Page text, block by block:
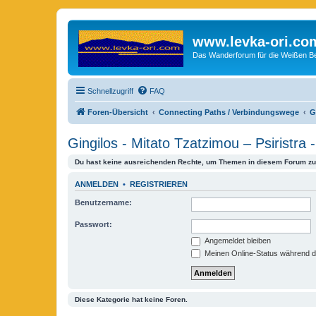
www.levka-
Das Wanderforum für die Weißen
Schnellzugriff FAQ
Foren-Übersicht Connecting Paths / Verbindungswege
Gingilos - Mitato Tzatzimou – Psiristra
Du hast keine ausreichenden Rechte, um Themen in diesem Forum
ANMELDEN • REGISTRIEREN
Benutzername:
Passwort:
Angemeldet bleiben
Meinen Online-Status während
Diese Kategorie hat keine Foren.